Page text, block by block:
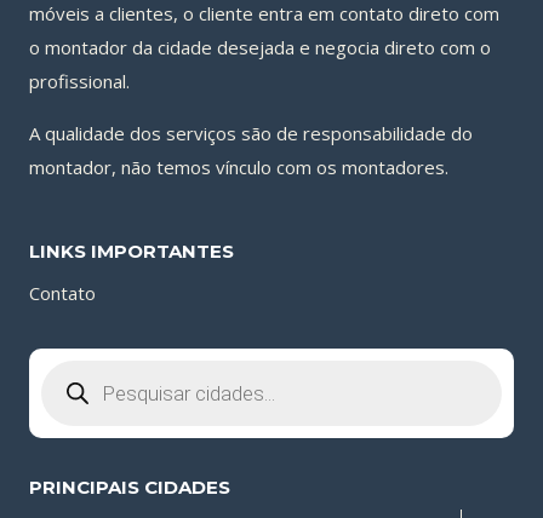
móveis a clientes, o cliente entra em contato direto com
o montador da cidade desejada e negocia direto com o
profissional.
A qualidade dos serviços são de responsabilidade do
montador, não temos vínculo com os montadores.
LINKS IMPORTANTES
Contato
produtos
PRINCIPAIS CIDADES